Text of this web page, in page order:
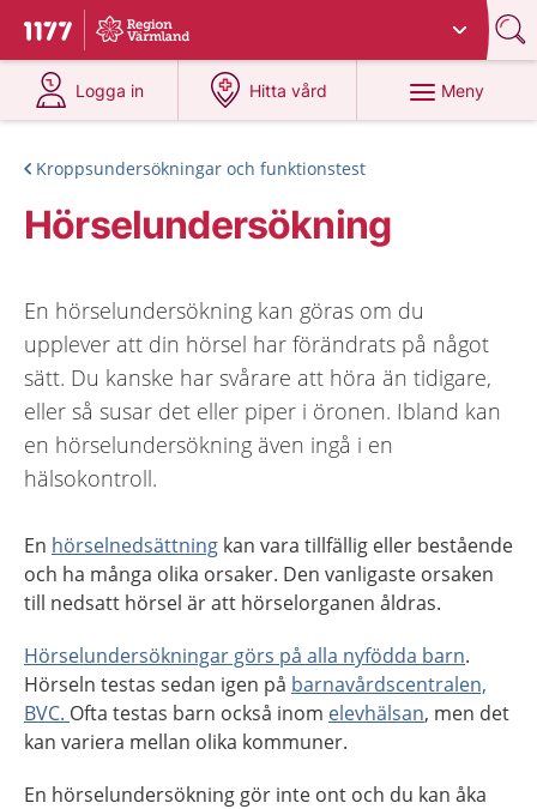
Till startsidan för 1177
Du har valt region
Logga in
på 1177.se
Hitta vård
på 1177.se
Meny
Kroppsundersökningar och funktionstest
Hörselundersökning
En hörselundersökning kan göras om du
upplever att din hörsel har förändrats på något
sätt. Du kanske har svårare att höra än tidigare,
eller så susar det eller piper i öronen. Ibland kan
en hörselundersökning även ingå i en
hälsokontroll.
En hörselnedsättning kan vara tillfällig eller bestående
och ha många olika orsaker. Den vanligaste orsaken
till nedsatt hörsel är att hörselorganen åldras.
Hörselundersökningar görs på alla nyfödda barn.
Hörseln testas sedan igen på barnavårdscentralen,
BVC. Ofta testas barn också inom elevhälsan, men det
kan variera mellan olika kommuner.
En hörselundersökning gör inte ont och du kan åka